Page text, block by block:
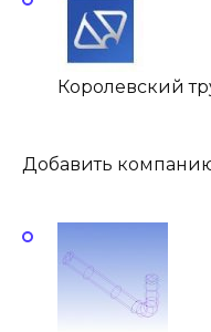
Королевский
Добавить